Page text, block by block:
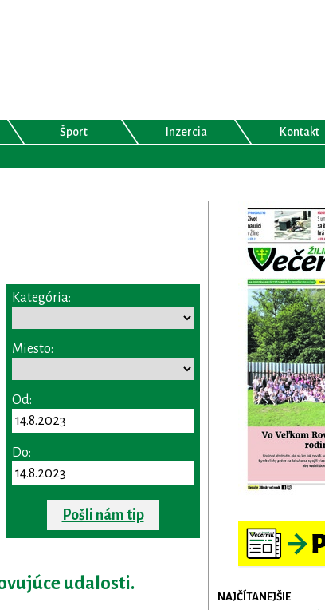
Šport Inzercia Kontakt
Kategória:
Miesto:
Od:
Do:
Pošli nám tip
udalosti.
NAJČÍTANEJŠIE